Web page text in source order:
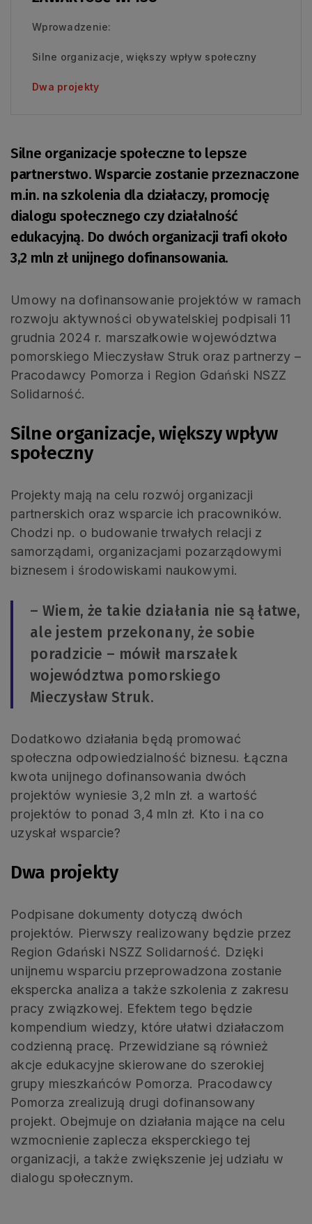
Wprowadzenie:
Silne organizacje, większy wpływ społeczny
Dwa projekty
Silne organizacje społeczne to lepsze
partnerstwo. Wsparcie zostanie przeznaczone
m.in. na szkolenia dla działaczy, promocję
dialogu społecznego czy działalność
edukacyjną. Do dwóch organizacji trafi około
3,2 mln zł unijnego dofinansowania.
Umowy na dofinansowanie projektów w ramach
rozwoju aktywności obywatelskiej podpisali 11
grudnia 2024 r. marszałkowie województwa
pomorskiego Mieczysław Struk oraz partnerzy –
Pracodawcy Pomorza i Region Gdański NSZZ
Solidarność.
Silne organizacje, większy wpływ
społeczny
Projekty mają na celu rozwój organizacji
partnerskich oraz wsparcie ich pracowników.
Chodzi np. o budowanie trwałych relacji z
samorządami, organizacjami pozarządowymi
biznesem i środowiskami naukowymi.
– Wiem, że takie działania nie są łatwe,
ale jestem przekonany, że sobie
poradzicie – mówił marszałek
województwa pomorskiego
Mieczysław Struk.
Dodatkowo działania będą promować
społeczna odpowiedzialność biznesu. Łączna
kwota unijnego dofinansowania dwóch
projektów wyniesie 3,2 mln zł. a wartość
projektów to ponad 3,4 mln zł. Kto i na co
uzyskał wsparcie?
Dwa projekty
Podpisane dokumenty dotyczą dwóch
projektów. Pierwszy realizowany będzie przez
Region Gdański NSZZ Solidarność. Dzięki
unijnemu wsparciu przeprowadzona zostanie
ekspercka analiza a także szkolenia z zakresu
pracy związkowej. Efektem tego będzie
kompendium wiedzy, które ułatwi działaczom
codzienną pracę. Przewidziane są również
akcje edukacyjne skierowane do szerokiej
grupy mieszkańców Pomorza. Pracodawcy
Pomorza zrealizują drugi dofinansowany
projekt. Obejmuje on działania mające na celu
wzmocnienie zaplecza eksperckiego tej
organizacji, a także zwiększenie jej udziału w
dialogu społecznym.